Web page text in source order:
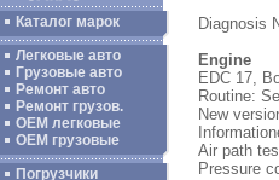
Каталог марок
Легковые авто
Грузовые авто
Ремонт авто
Ремонт грузов.
ОЕМ легковые
OEM грузовые
Погрузчики
Diagnosis
Engine
EDC 17,
Routine:
New
Air path
Pressure